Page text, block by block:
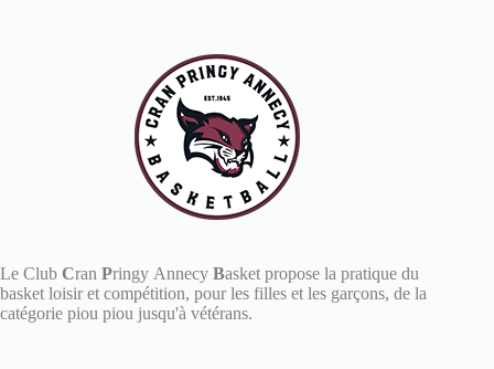
Le Club Cran Pringy Annecy Basket propose la pratique du
basket loisir et compétition, pour les filles et les garçons, de la
catégorie piou piou jusqu'à vétérans.